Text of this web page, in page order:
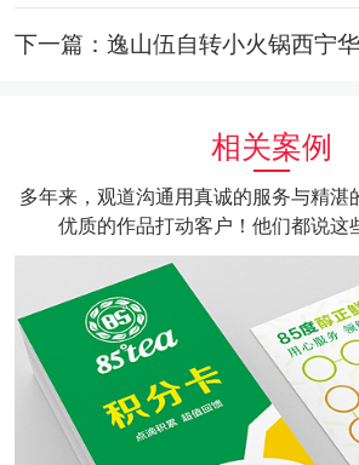
相关案例
多年来，观道沟通用真诚的服务与精湛
优质的作品打动客户！他们都说这